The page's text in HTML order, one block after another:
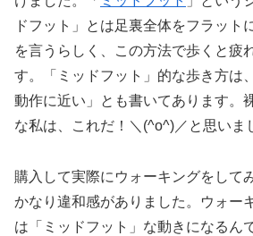
ドフット」とは足裏全体をフラット
を言うらしく、この方法で歩くと疲
す。「ミッドフット」的な歩き方は
動作に近い」とも書いてあります。
な私は、これだ！＼(^o^)／と思いま
購入して実際にウォーキングをして
かなり違和感がありました。ウォー
は「ミッドフット」な動きになるん